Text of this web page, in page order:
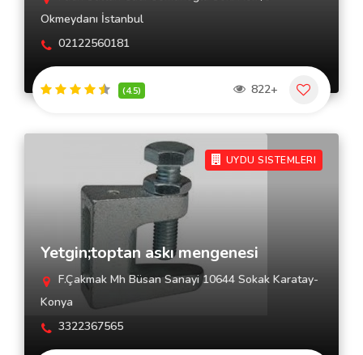
Okmeydanı İstanbul
02122560181
(4.5) 822+
UYDU SISTEMLERI
Yetgin;toptan askı mengenesi
F.Çakmak Mh Büsan Sanayi 10644 Sokak Karatay-
Konya
3322367565